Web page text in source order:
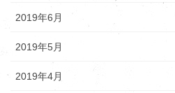
2019年6月
2019年5月
2019年4月